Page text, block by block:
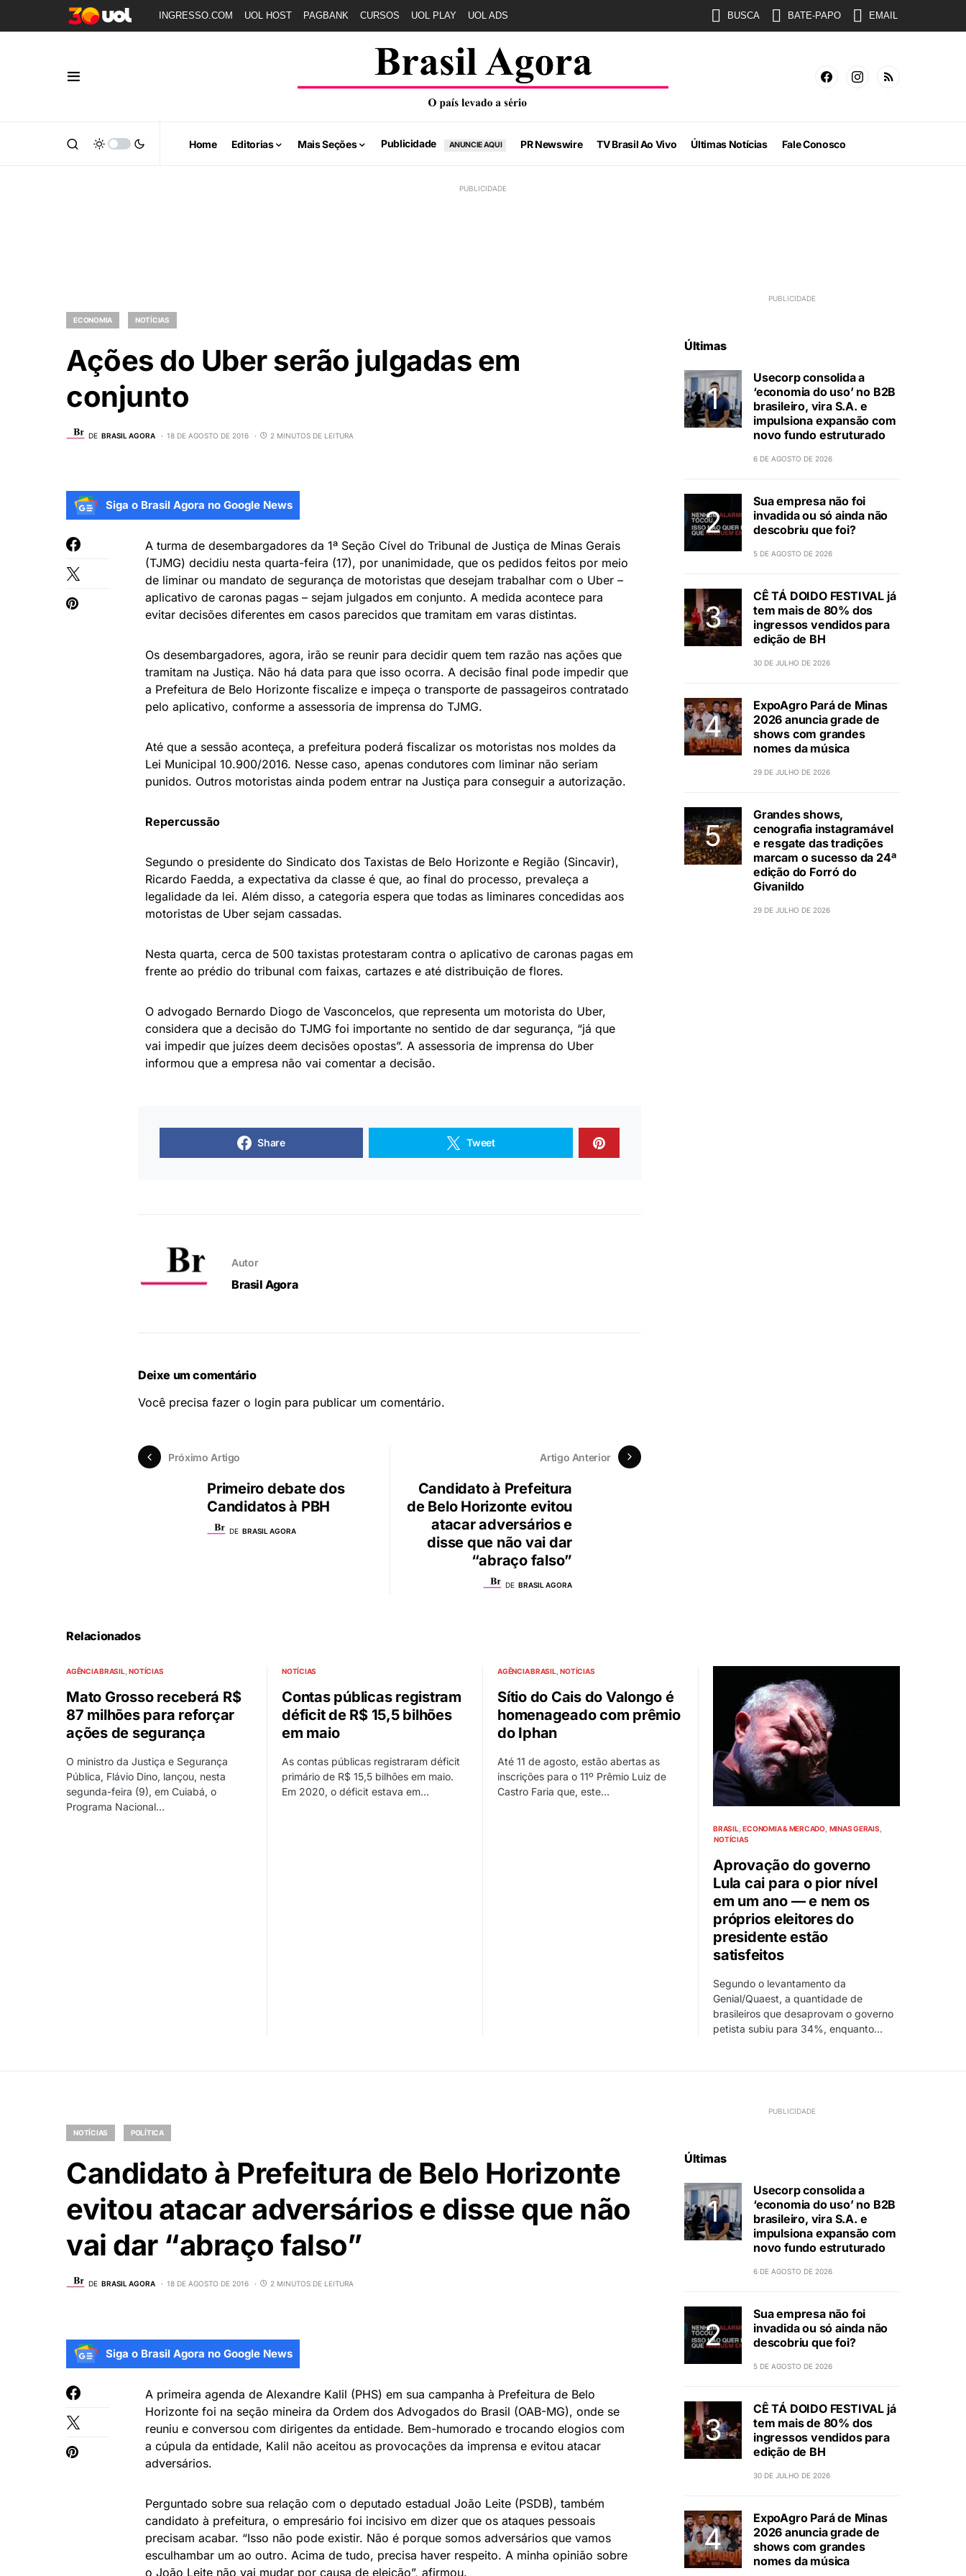
INGRESSO.COM UOL HOST PAGBANK CURSOS UOL PLAY UOL ADS BUSCA BATE-PAPO EMAIL
Home Editorias Mais Seções Publicidade ANUNCIE AQUI PR Newswire TV Brasil Ao Vivo Últimas Notícias Fale Conosco
ECONOMIA NOTÍCIAS
Ações do Uber serão julgadas em
conjunto
DE BRASIL AGORA 18 DE AGOSTO DE 2016 2 MINUTOS DE LEITURA
Siga o Brasil Agora no Google News
A turma de desembargadores da 1ª Seção Cível do Tribunal de Justiça de Minas Gerais
(TJMG) decidiu nesta quarta-feira (17), por unanimidade, que os pedidos feitos por meio
de liminar ou mandato de segurança de motoristas que desejam trabalhar com o Uber –
aplicativo de caronas pagas – sejam julgados em conjunto. A medida acontece para
evitar decisões diferentes em casos parecidos que tramitam em varas distintas.
Os desembargadores, agora, irão se reunir para decidir quem tem razão nas ações que
tramitam na Justiça. Não há data para que isso ocorra. A decisão final pode impedir que
a Prefeitura de Belo Horizonte fiscalize e impeça o transporte de passageiros contratado
pelo aplicativo, conforme a assessoria de imprensa do TJMG.
Até que a sessão aconteça, a prefeitura poderá fiscalizar os motoristas nos moldes da
Lei Municipal 10.900/2016. Nesse caso, apenas condutores com liminar não seriam
punidos. Outros motoristas ainda podem entrar na Justiça para conseguir a autorização.
Repercussão
Segundo o presidente do Sindicato dos Taxistas de Belo Horizonte e Região (Sincavir),
Ricardo Faedda, a expectativa da classe é que, ao final do processo, prevaleça a
legalidade da lei. Além disso, a categoria espera que todas as liminares concedidas aos
motoristas de Uber sejam cassadas.
Nesta quarta, cerca de 500 taxistas protestaram contra o aplicativo de caronas pagas em
frente ao prédio do tribunal com faixas, cartazes e até distribuição de flores.
O advogado Bernardo Diogo de Vasconcelos, que representa um motorista do Uber,
considera que a decisão do TJMG foi importante no sentido de dar segurança, “já que
vai impedir que juízes deem decisões opostas”. A assessoria de imprensa do Uber
informou que a empresa não vai comentar a decisão.
Share Tweet
Autor
Brasil Agora
Deixe um comentário
Você precisa fazer o login para publicar um comentário.
Próximo Artigo
Primeiro debate dos
Candidatos à PBH
DE BRASIL AGORA
Artigo Anterior
Candidato à Prefeitura
de Belo Horizonte evitou
atacar adversários e
disse que não vai dar
“abraço falso”
DE BRASIL AGORA
Últimas
Usecorp consolida a
‘economia do uso’ no B2B
brasileiro, vira S.A. e
impulsiona expansão com
novo fundo estruturado
6 DE AGOSTO DE 2026
Sua empresa não foi
invadida ou só ainda não
descobriu que foi?
5 DE AGOSTO DE 2026
CÊ TÁ DOIDO FESTIVAL já
tem mais de 80% dos
ingressos vendidos para
edição de BH
30 DE JULHO DE 2026
ExpoAgro Pará de Minas
2026 anuncia grade de
shows com grandes
nomes da música
29 DE JULHO DE 2026
Grandes shows,
cenografia instagramável
e resgate das tradições
marcam o sucesso da 24ª
edição do Forró do
Givanildo
29 DE JULHO DE 2026
Relacionados
AGÊNCIA BRASIL NOTÍCIAS
Mato Grosso receberá R$
87 milhões para reforçar
ações de segurança
O ministro da Justiça e Segurança
Pública, Flávio Dino, lançou, nesta
segunda-feira (9), em Cuiabá, o
Programa Nacional…
NOTÍCIAS
Contas públicas registram
déficit de R$ 15,5 bilhões
em maio
As contas públicas registraram déficit
primário de R$ 15,5 bilhões em maio.
Em 2020, o déficit estava em…
AGÊNCIA BRASIL NOTÍCIAS
Sítio do Cais do Valongo é
homenageado com prêmio
do Iphan
Até 11 de agosto, estão abertas as
inscrições para o 11º Prêmio Luiz de
Castro Faria que, este…
BRASIL ECONOMIA & MERCADO MINAS GERAIS
NOTÍCIAS
Aprovação do governo
Lula cai para o pior nível
em um ano — e nem os
próprios eleitores do
presidente estão
satisfeitos
Segundo o levantamento da
Genial/Quaest, a quantidade de
brasileiros que desaprovam o governo
petista subiu para 34%, enquanto…
NOTÍCIAS POLÍTICA
Candidato à Prefeitura de Belo Horizonte
evitou atacar adversários e disse que não
vai dar “abraço falso”
DE BRASIL AGORA 18 DE AGOSTO DE 2016 2 MINUTOS DE LEITURA
Siga o Brasil Agora no Google News
A primeira agenda de Alexandre Kalil (PHS) em sua campanha à Prefeitura de Belo
Horizonte foi na seção mineira da Ordem dos Advogados do Brasil (OAB-MG), onde se
reuniu e conversou com dirigentes da entidade. Bem-humorado e trocando elogios com
a cúpula da entidade, Kalil não aceitou as provocações da imprensa e evitou atacar
adversários.
Perguntado sobre sua relação com o deputado estadual João Leite (PSDB), também
candidato à prefeitura, o empresário foi incisivo em dizer que os ataques pessoais
precisam acabar. “Isso não pode existir. Não é porque somos adversários que vamos
esculhambar um ao outro. Acima de tudo, precisa haver respeito. A minha opinião sobre
o João Leite não vai mudar por causa de eleição”, afirmou.
Últimas
Usecorp consolida a
‘economia do uso’ no B2B
brasileiro, vira S.A. e
impulsiona expansão com
novo fundo estruturado
6 DE AGOSTO DE 2026
Sua empresa não foi
invadida ou só ainda não
descobriu que foi?
5 DE AGOSTO DE 2026
CÊ TÁ DOIDO FESTIVAL já
tem mais de 80% dos
ingressos vendidos para
edição de BH
30 DE JULHO DE 2026
ExpoAgro Pará de Minas
2026 anuncia grade de
shows com grandes
nomes da música